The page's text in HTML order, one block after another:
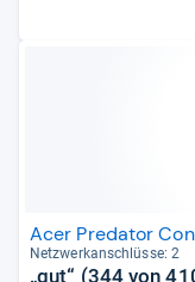
Acer Predator
Netz­werk­an­schlüsse: 2
„gut“ (344 von